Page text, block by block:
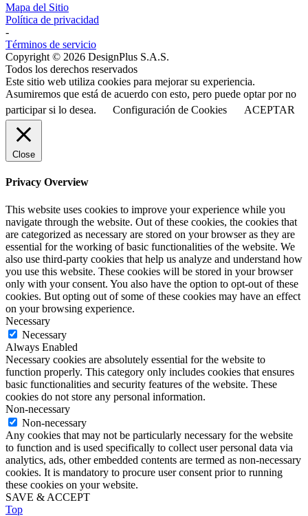
Mapa del Sitio
Política de privacidad
-
Términos de servicio
Copyright © 2026 DesignPlus S.A.S.
Todos los derechos reservados
Este sitio web utiliza cookies para mejorar su experiencia.
Asumiremos que está de acuerdo con esto, pero puede optar por no
participar si lo desea.
Configuración de Cookies ACEPTAR
Close
Privacy Overview
This website uses cookies to improve your experience while you
navigate through the website. Out of these cookies, the cookies that
are categorized as necessary are stored on your browser as they are
essential for the working of basic functionalities of the website. We
also use third-party cookies that help us analyze and understand how
you use this website. These cookies will be stored in your browser
only with your consent. You also have the option to opt-out of these
cookies. But opting out of some of these cookies may have an effect
on your browsing experience.
Necessary
Necessary
Always Enabled
Necessary cookies are absolutely essential for the website to
function properly. This category only includes cookies that ensures
basic functionalities and security features of the website. These
cookies do not store any personal information.
Non-necessary
Non-necessary
Any cookies that may not be particularly necessary for the website
to function and is used specifically to collect user personal data via
analytics, ads, other embedded contents are termed as non-necessary
cookies. It is mandatory to procure user consent prior to running
these cookies on your website.
SAVE & ACCEPT
Top